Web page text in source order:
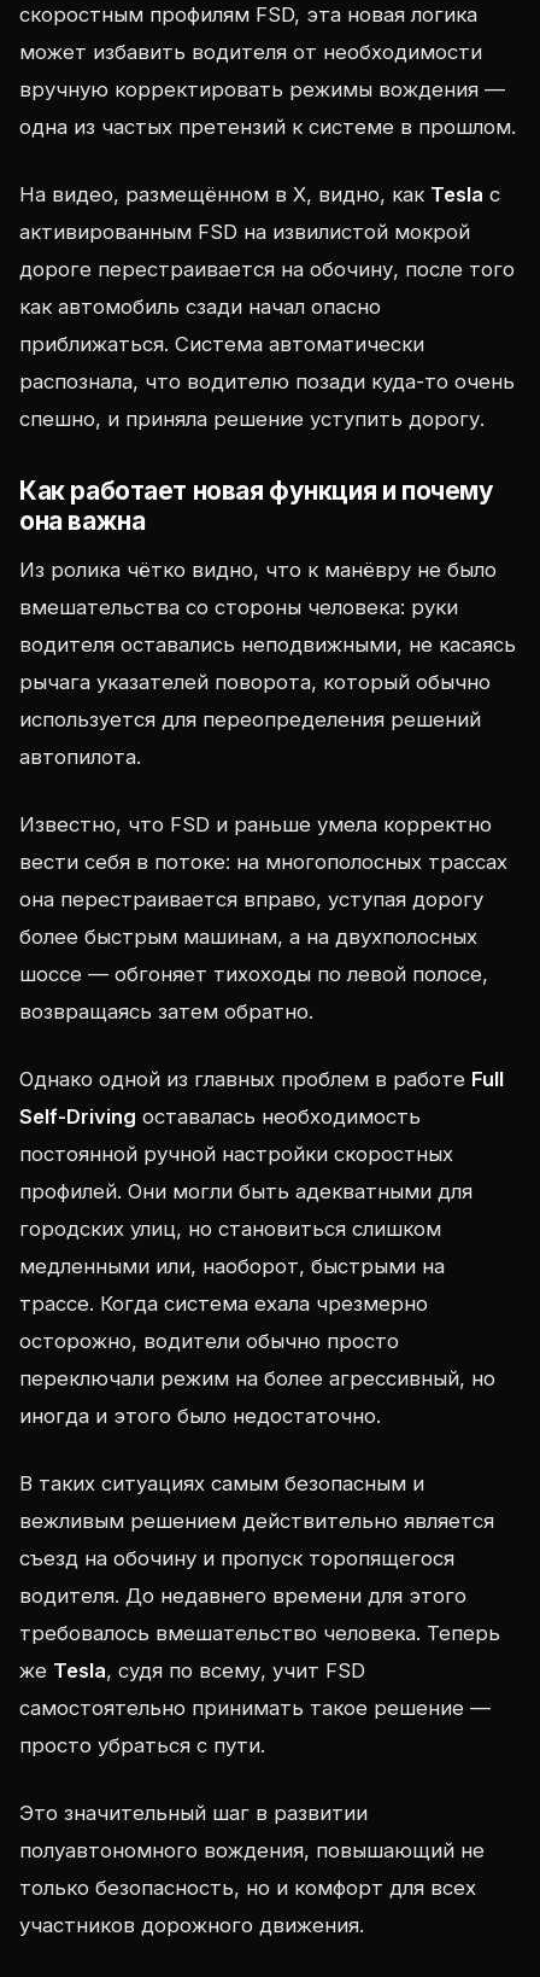
скоростным профилям FSD, эта новая логика
может избавить водителя от необходимости
вручную корректировать режимы вождения —
одна из частых претензий к системе в прошлом.
На видео, размещённом в X, видно, как Tesla с
активированным FSD на извилистой мокрой
дороге перестраивается на обочину, после того
как автомобиль сзади начал опасно
приближаться. Система автоматически
распознала, что водителю позади куда-то очень
спешно, и приняла решение уступить дорогу.
Как работает новая функция и почему
она важна
Из ролика чётко видно, что к манёвру не было
вмешательства со стороны человека: руки
водителя оставались неподвижными, не касаясь
рычага указателей поворота, который обычно
используется для переопределения решений
автопилота.
Известно, что FSD и раньше умела корректно
вести себя в потоке: на многополосных трассах
она перестраивается вправо, уступая дорогу
более быстрым машинам, а на двухполосных
шоссе — обгоняет тихоходы по левой полосе,
возвращаясь затем обратно.
Однако одной из главных проблем в работе Full
Self-Driving оставалась необходимость
постоянной ручной настройки скоростных
профилей. Они могли быть адекватными для
городских улиц, но становиться слишком
медленными или, наоборот, быстрыми на
трассе. Когда система ехала чрезмерно
осторожно, водители обычно просто
переключали режим на более агрессивный, но
иногда и этого было недостаточно.
В таких ситуациях самым безопасным и
вежливым решением действительно является
съезд на обочину и пропуск торопящегося
водителя. До недавнего времени для этого
требовалось вмешательство человека. Теперь
же Tesla, судя по всему, учит FSD
самостоятельно принимать такое решение —
просто убраться с пути.
Это значительный шаг в развитии
полуавтономного вождения, повышающий не
только безопасность, но и комфорт для всех
участников дорожного движения.